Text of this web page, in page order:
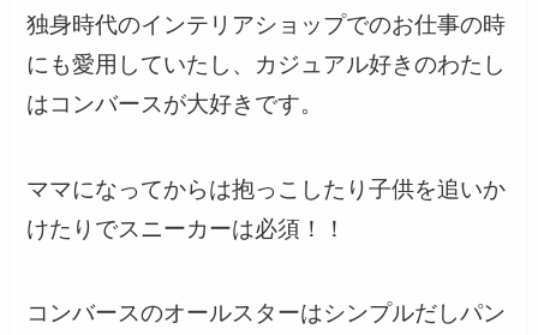
独身時代のインテリアショップでのお仕事の時
にも愛用していたし、カジュアル好きのわたし
はコンバースが大好きです。
ママになってからは抱っこしたり子供を追いか
けたりでスニーカーは必須！！
コンバースのオールスターはシンプルだしパン